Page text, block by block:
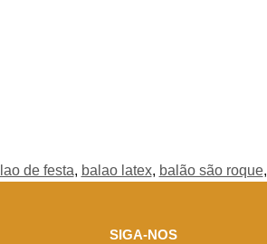
de festa, balao latex, balão são roque,
SIGA-NOS